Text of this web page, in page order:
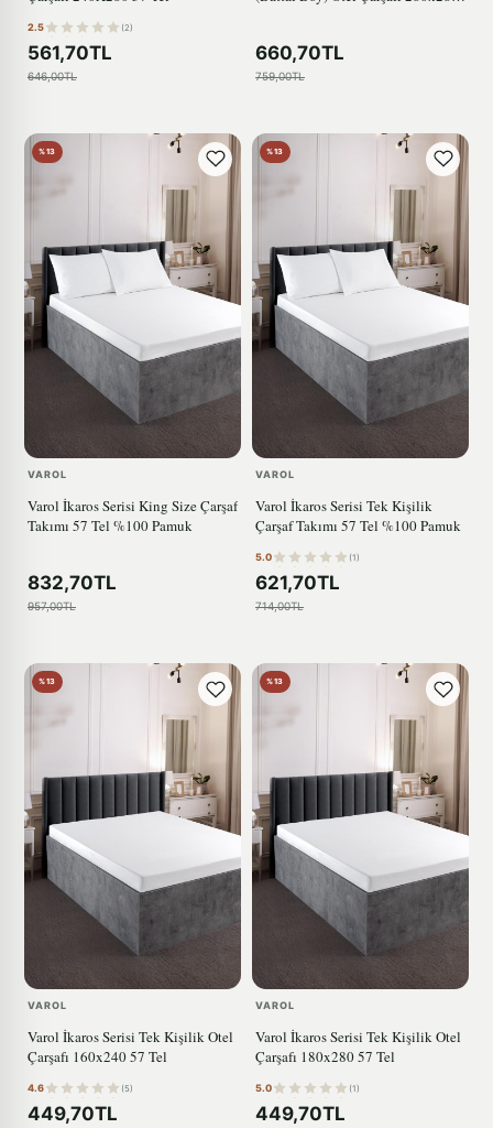
2.5 (2)
561,70TL
646,00TL
660,70TL
759,00TL
%13
VAROL
Varol İkaros Serisi King Size Çarşaf
Takımı 57 Tel %100 Pamuk
832,70TL
957,00TL
%13
VAROL
Varol İkaros Serisi Tek Kişilik
Çarşaf Takımı 57 Tel %100 Pamuk
5.0 (1)
621,70TL
714,00TL
%13
VAROL
Varol İkaros Serisi Tek Kişilik Otel
Çarşafı 160x240 57 Tel
4.6 (5)
449,70TL
%13
VAROL
Varol İkaros Serisi Tek Kişilik Otel
Çarşafı 180x280 57 Tel
5.0 (1)
449,70TL